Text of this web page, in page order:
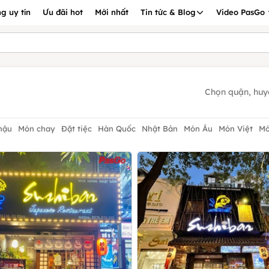
uy tín Ưu đãi hot Mới nhất Tin tức & Blog Video PasGo
Chọn quận,
Món chay Đặt tiệc Hàn Quốc Nhật Bản Món Âu Món Việt